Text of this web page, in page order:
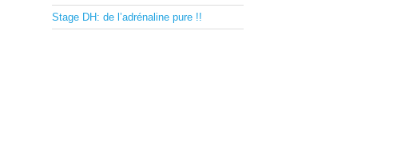
Stage DH: de l’adrénaline pure !!